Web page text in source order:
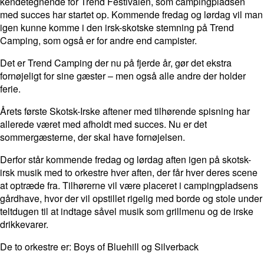
med succes har startet op. Kommende fredag og lørdag vil man
igen kunne komme i den irsk-skotske stemning på Trend
Camping, som også er for andre end campister.
Det er Trend Camping der nu på fjerde år, gør det ekstra
fornøjeligt for sine gæster – men også alle andre der holder
ferie.
Årets første Skotsk-Irske aftener med tilhørende spisning har
allerede været med afholdt med succes. Nu er det
sommergæsterne, der skal have fornøjelsen.
Derfor står kommende fredag og lørdag aften igen på skotsk-
irsk musik med to orkestre hver aften, der får hver deres scene
at optræde fra. Tilhørerne vil være placeret i campingpladsens
gårdhave, hvor der vil opstillet rigelig med borde og stole under
teltdugen til at indtage såvel musik som grillmenu og de irske
drikkevarer.
De to orkestre er: Boys of Bluehill og Silverback